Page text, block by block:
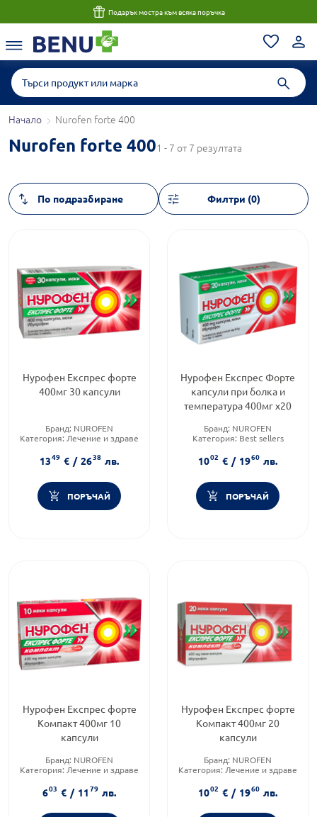
Подарък мостра към всяка поръчка
Начало Nurofen forte 400
Nurofen forte 4001 - 7 от 7 резултата
Филтри (0)
Нурофен Експрес форте
400мг 30 капсули
Бранд: NUROFEN
Категория: Лечение и здраве
1349 € / 2638 лв.
ПОРЪЧАЙ
Нурофен Експрес Форте
капсули при болка и
температура 400мг х20
Бранд: NUROFEN
Категория: Best sellers
FORTE
1002 € / 1960 лв.
ПОРЪЧАЙ
Нурофен Експрес форте
Компакт 400мг 10
капсули
Бранд: NUROFEN
Категория: Лечение и здраве
603 € / 1179 лв.
Нурофен Експрес форте
Компакт 400мг 20
капсули
Бранд: NUROFEN
Категория: Лечение и здраве
1002 € / 1960 лв.